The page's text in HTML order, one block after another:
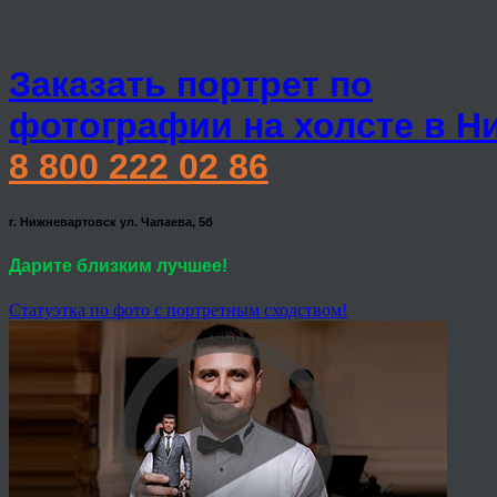
Заказать портрет по
фотографии на холсте в
8 800 222 02 86
г. Нижневартовск ул. Чапаева, 5б
Дарите близким лучшее!
Статуэтка по фото с портретным сходством!